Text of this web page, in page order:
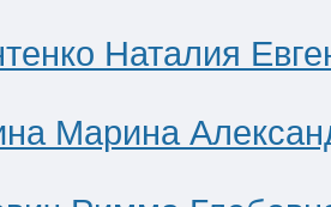
Наталия
Марина